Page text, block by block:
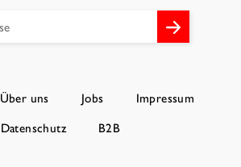
Über uns Jobs
Impressum
Datenschutz
B2B